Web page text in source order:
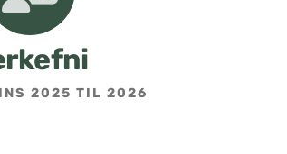
2025 TIL 2026